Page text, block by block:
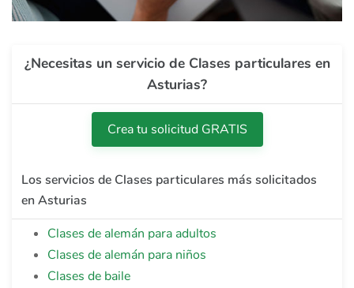
¿Necesitas un servicio de Clases particulares en
Asturias?
Crea tu solicitud GRATIS
Los servicios de Clases particulares más solicitados
en Asturias
Clases de alemán para adultos
Clases de alemán para niños
Clases de baile